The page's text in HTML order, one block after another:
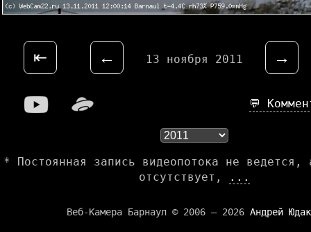
⇤ ← 13 ноября 2011 →
💬
* Постоянная запись видеопотока не ведется,
отсутствует,
...
Веб-Камера Барнаул © 2006 — 2026 Андрей